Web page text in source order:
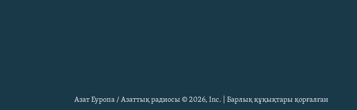
Азат Еуропа / Азаттық радиосы © 2026, Inc. | Барлық құқықтары қорғалған